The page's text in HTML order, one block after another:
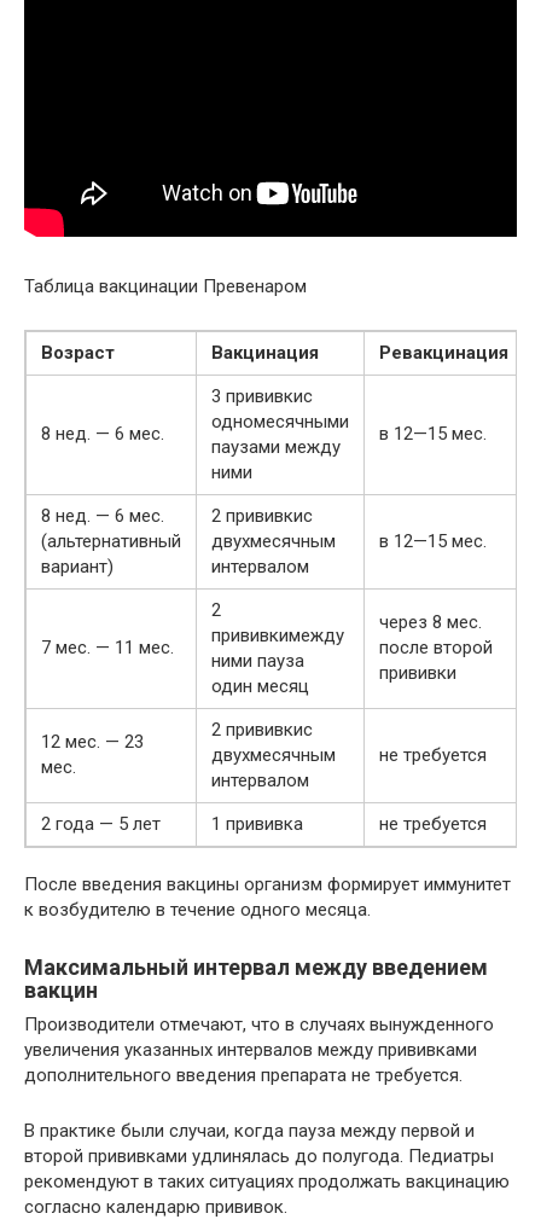
Таблица вакцинации Превенаром
Возраст Вакцинация Ревакцинация
8 нед. — 6 мес.
3 прививкис
одномесячными
паузами между
ними
в 12—15 мес.
8 нед. — 6 мес.
(альтернативный
вариант)
2 прививкис
двухмесячным
интервалом
в 12—15 мес.
7 мес. — 11 мес.
2
прививкимежду
ними пауза
один месяц
через 8 мес.
после второй
прививки
12 мес. — 23
мес.
2 прививкис
двухмесячным
интервалом
не требуется
2 года — 5 лет 1 прививка не требуется
После введения вакцины организм формирует иммунитет
к возбудителю в течение одного месяца.
Максимальный интервал между введением
вакцин
Производители отмечают, что в случаях вынужденного
увеличения указанных интервалов между прививками
дополнительного введения препарата не требуется.
В практике были случаи, когда пауза между первой и
второй прививками удлинялась до полугода. Педиатры
рекомендуют в таких ситуациях продолжать вакцинацию
согласно календарю прививок.